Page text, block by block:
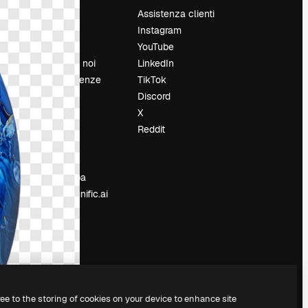
Chi siamo
Lavora con noi
Cerca tendenze
Blog
Slidesgo
contenuti
Sala stampa
Cerchi magnific.ai
Assistenza clienti
Instagram
YouTube
LinkedIn
TikTok
Discord
X
Reddit
to the storing of cookies on your device to enhance site